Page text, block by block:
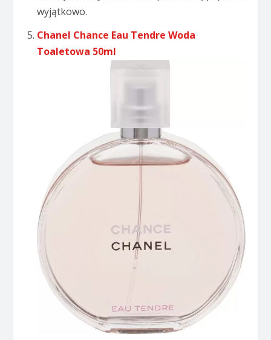
wyjątkowo.
Chanel Chance Eau Tendre Woda
Toaletowa 50ml